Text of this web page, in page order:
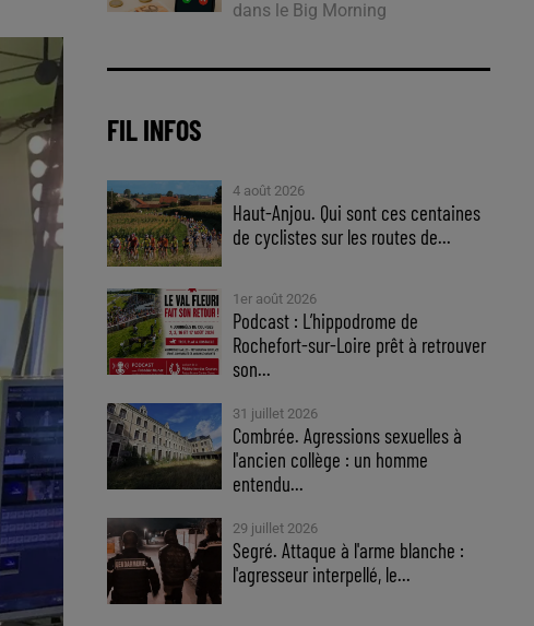
dans le Big Morning
FIL INFOS
4 août 2026
Haut-Anjou. Qui sont ces centaines
de cyclistes sur les routes de...
1er août 2026
Podcast : L’hippodrome de
Rochefort-sur-Loire prêt à retrouver
son...
31 juillet 2026
Combrée. Agressions sexuelles à
l'ancien collège : un homme
entendu...
29 juillet 2026
Segré. Attaque à l'arme blanche :
l'agresseur interpellé, le...